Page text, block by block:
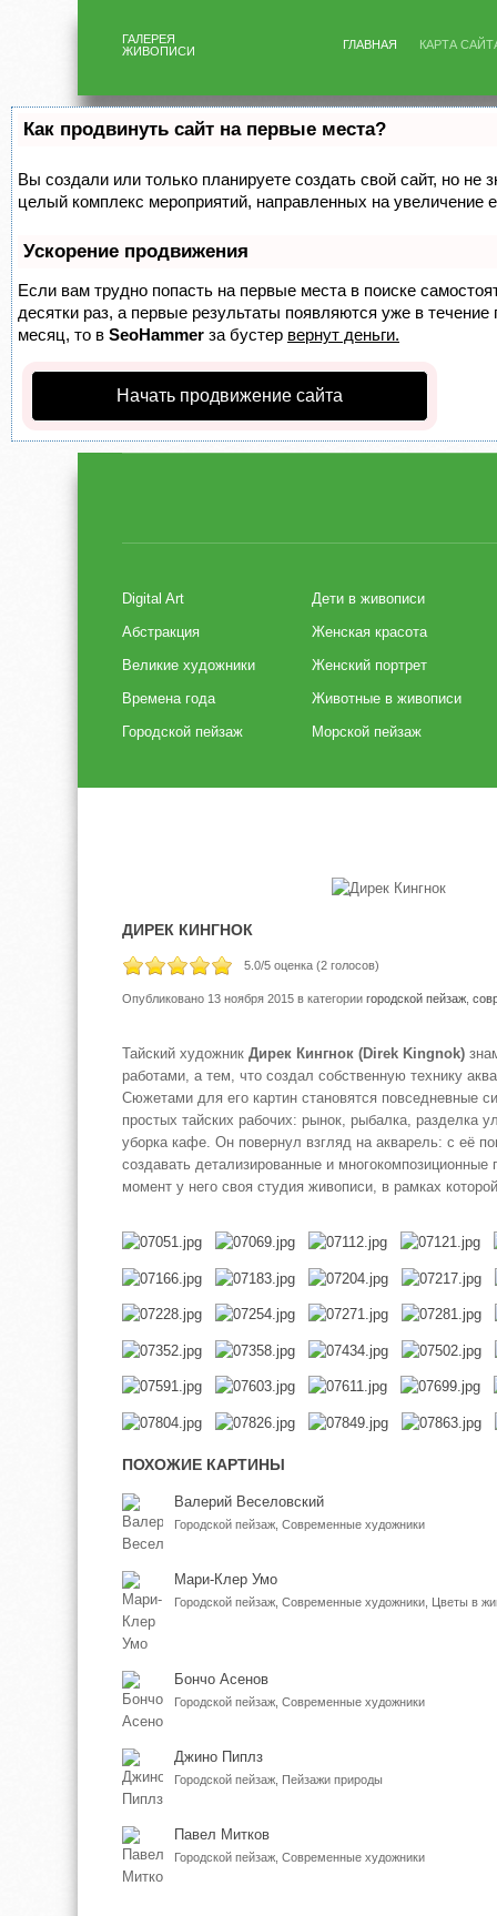
ГАЛЕРЕЯ
ЖИВОПИСИ
ГЛАВНАЯ КАРТА
Как продвинуть сайт на первые места?
Вы создали или только планируете создать свой сайт, но не
целый комплекс мероприятий, направленных на увеличение
Ускорение продвижения
Если вам трудно попасть на первые места в поиске
десятки раз, а первые результаты появляются уже в
месяц, то в SeoHammer за бустер вернут деньги.
Начать продвижение сайта
Digital Art
Абстракция
Великие художники
Времена года
Городской пейзаж
Дети в живописи
Женская красота
Женский портрет
Животные в живописи
Морской пейзаж
ДИРЕК КИНГНОК
5.0/5 оценка (2 голосов)
Опубликовано 13 ноября 2015 в категории городской пейзаж
Тайский художник Дирек Кингнок (Direk Kingnok)
работами, а тем, что создал собственную технику
Сюжетами для его картин становятся повседневные
простых тайских рабочих: рынок, рыбалка, разделка
уборка кафе. Он повернул взгляд на акварель: с её
создавать детализированные и
момент у него своя студия живописи, в рамках
ПОХОЖИЕ КАРТИНЫ
Валерий Веселовский
Городской пейзаж, Современные художники
Мари-Клер Умо
Городской пейзаж, Современные художники, Цветы в
Бончо Асенов
Городской пейзаж, Современные художники
Джино Пиплз
Городской пейзаж, Пейзажи природы
Павел Митков
Городской пейзаж, Современные художники